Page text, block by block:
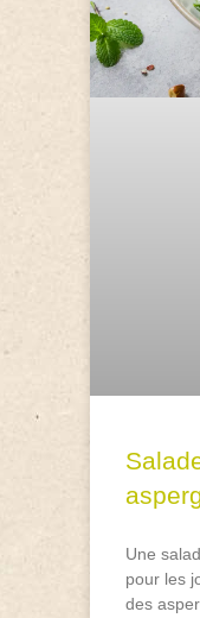
Une
pour les
des